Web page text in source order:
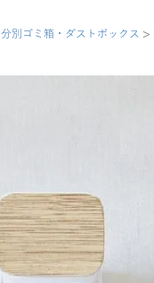
分別ゴミ箱・ダストボックス